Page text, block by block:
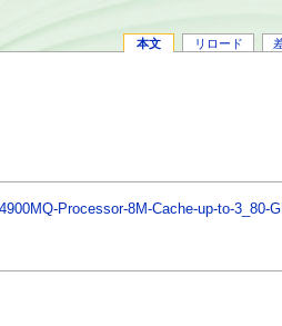
本文 リロード
Processor-8M-Cache-up-to-3_80-